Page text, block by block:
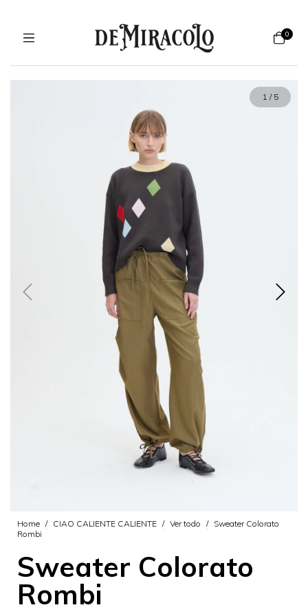
0
1 / 5
Home / CIAO CALIENTE CALIENTE / Ver todo / Sweater Colorato
Rombi
Sweater Colorato
Rombi